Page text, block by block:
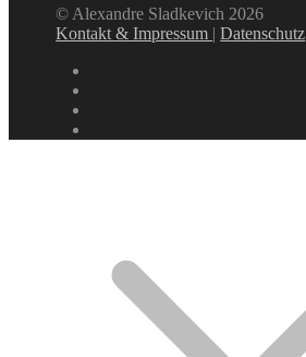
© Alexandre Sladkevich 2026
Kontakt & Impressum |Datenschutz